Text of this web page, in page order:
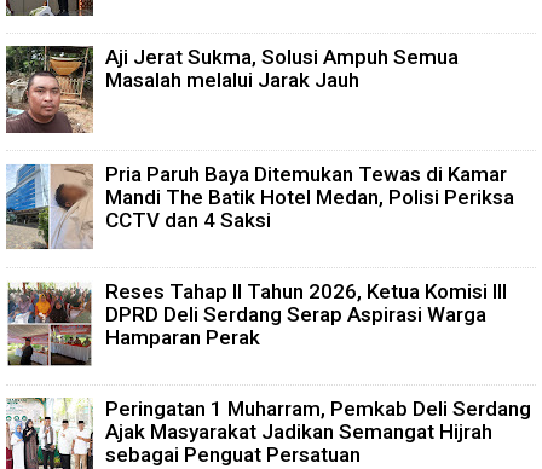
Aji Jerat Sukma, Solusi Ampuh Semua
Masalah melalui Jarak Jauh
Pria Paruh Baya Ditemukan Tewas di Kamar
Mandi The Batik Hotel Medan, Polisi Periksa
CCTV dan 4 Saksi
Reses Tahap II Tahun 2026, Ketua Komisi III
DPRD Deli Serdang Serap Aspirasi Warga
Hamparan Perak
Peringatan 1 Muharram, Pemkab Deli Serdang
Ajak Masyarakat Jadikan Semangat Hijrah
sebagai Penguat Persatuan